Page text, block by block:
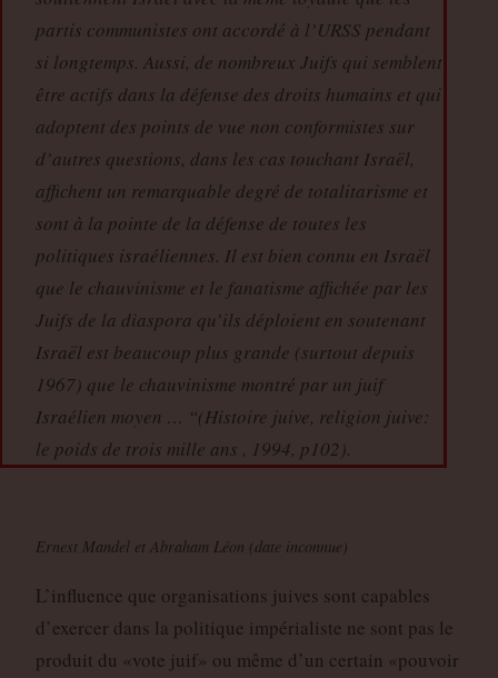
partis communistes ont accordé à l’URSS pendant
si longtemps. Aussi, de nombreux Juifs qui semblent
être actifs dans la défense des droits humains et qui
adoptent des points de vue non conformistes sur
d’autres questions, dans les cas touchant Israël,
affichent un remarquable degré de totalitarisme et
sont à la pointe de la défense de toutes les
politiques israéliennes. Il est bien connu en Israël
que le chauvinisme et le fanatisme affichée par les
Juifs de la diaspora qu’ils déploient en soutenant
Israël est beaucoup plus grande (surtout depuis
1967) que le chauvinisme montré par un juif
Israélien moyen … “(Histoire juive, religion juive:
le poids de trois mille ans , 1994, p102).
Ernest Mandel et Abraham Léon (date inconnue)
L’influence que organisations juives sont capables
d’exercer dans la politique impérialiste ne sont pas le
produit du «vote juif» ou même d’un certain «pouvoir